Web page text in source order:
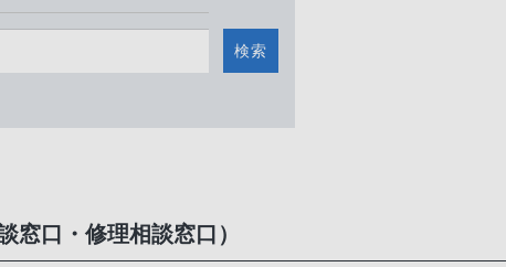
検索
窓口・修理相談窓口）